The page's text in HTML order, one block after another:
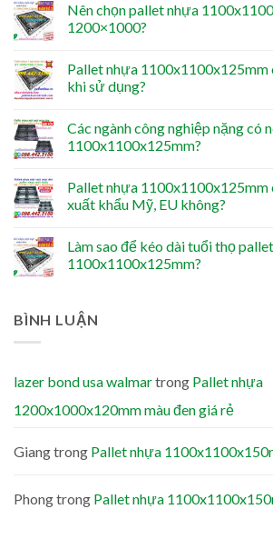
Nên chọn pallet nhựa
1200×1000?
Pallet nhựa
khi sử dụng?
Các ngành công nghiệp nặng có
1100x1100x125mm?
Pallet nhựa 1100x1100x125mm
xuất khẩu Mỹ, EU không?
Làm sao để kéo dài tuổi thọ
1100x1100x125mm?
BÌNH LUẬN
lazer bond usa walmartrong Pallet nhựa
1200x1000x120mm màu đen giá rẻ
Giangtrong Pallet nhựa
Phongtrong Pallet nhựa